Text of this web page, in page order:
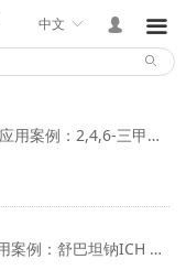
ꄙ
넙
ꀅ
中文 끀
中国新化学物质QSAR应用案例：2,4,6-三甲基苯甲酰氯新化学物质注册
医药ICH M7 QSAR应用案例：舒巴坦钠ICH M7诱变性评估